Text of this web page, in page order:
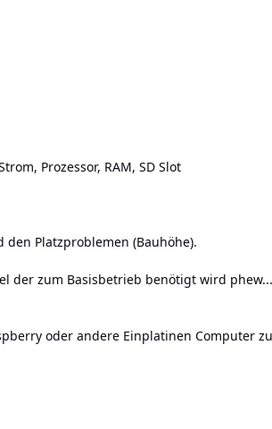
Prozessor, RAM, SD Slot
Platzproblemen (Bauhöhe).
der zum Basisbetrieb benötigt wird
oder andere Einplatinen Computer